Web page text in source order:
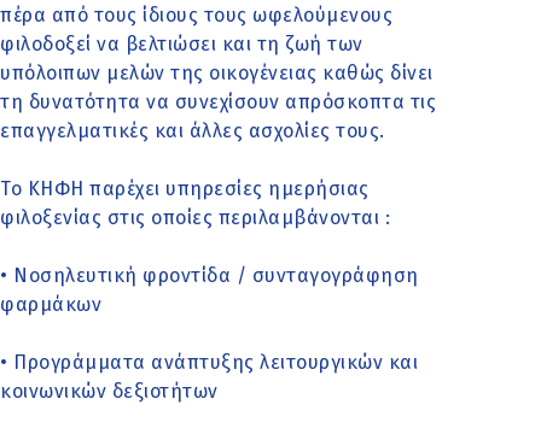
πέρα από τους ίδιους τους ωφελούμενους
φιλοδοξεί να βελτιώσει και τη ζωή των
υπόλοιπων μελών της οικογένειας καθώς δίνει
τη δυνατότητα να συνεχίσουν απρόσκοπτα τις
επαγγελματικές και άλλες ασχολίες τους.
Το ΚΗΦΗ παρέχει υπηρεσίες ημερήσιας
φιλοξενίας στις οποίες περιλαμβάνονται :
• Nοσηλευτική φροντίδα / συνταγογράφηση
φαρμάκων
• Προγράμματα ανάπτυξης λειτουργικών και
κοινωνικών δεξιοτήτων